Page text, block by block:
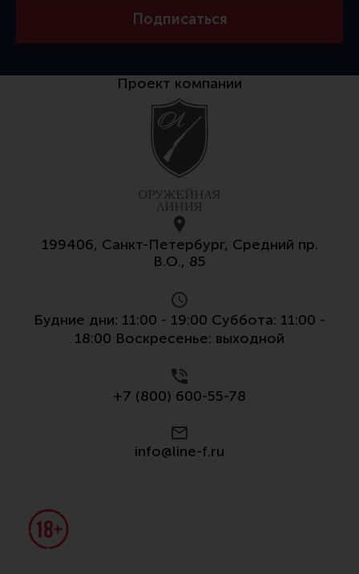
Подписаться
Проект компании
199406, Санкт-Петербург, Средний пр.
В.О., 85
Будние дни: 11:00 - 19:00 Суббота: 11:00 -
18:00 Воскресенье: выходной
+7 (800) 600-55-78
info@line-f.ru